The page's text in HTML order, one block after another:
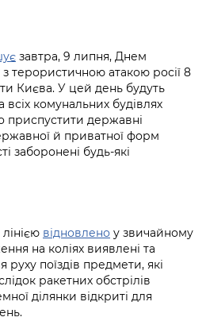
завтра, 9 липня, Днем
з терористичною атакою росії 8
Києва. У цей день будуть
комунальних будівлях
приспустити державні
й приватної форм
заборонені будь-які
відновлено у звичайному
на коліях виявлені та
руху поїздів предмети, які
ракетних обстрілів
ділянки відкриті для